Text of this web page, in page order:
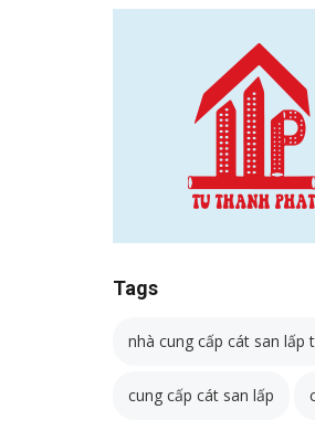
Tags
nhà cung cấp cát san lấp
cung cấp cát san lấp